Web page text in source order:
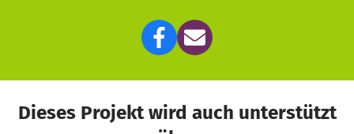
Dieses Projekt wird auch unterstützt